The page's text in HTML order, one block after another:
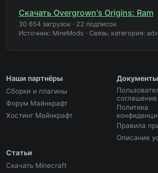
Скачать Overgrown's Origins: Ram
30 654 загрузок · 22 подписок
Источник: MineMods · Связь: категория:
Наши партнёры
Сборки и плагины
Форум Майнкрафт
Хостинг Майнкрафт
Документы
соглашение
Политика
Правила
Описание
Статьи
Скачать Minecraft